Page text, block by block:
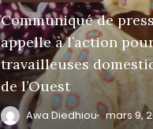
Communiqué de
appelle à l’action
travailleuses
de l’Ouest
Awa Diedhiou mars 9,